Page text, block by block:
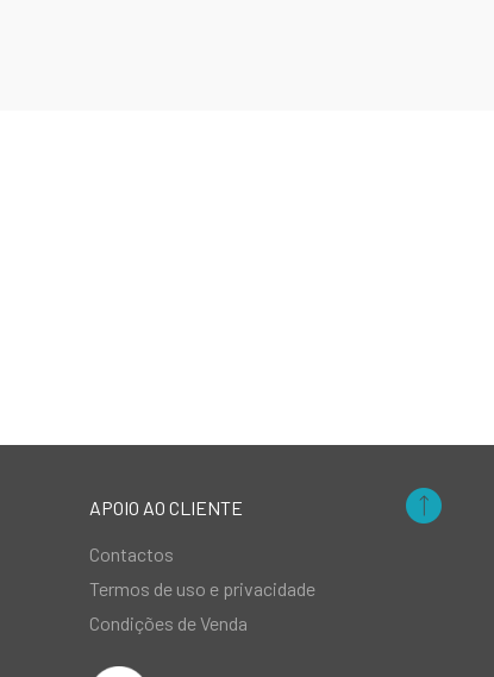
APOIO AO CLIENTE
Contactos
Termos de uso e privacidade
Condições de Venda